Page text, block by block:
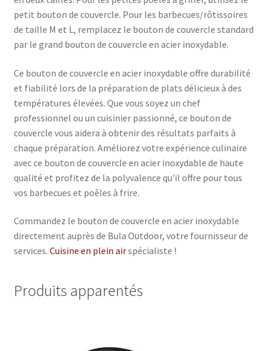
petit bouton de couvercle. Pour les barbecues/rôtissoires
de taille M et L, remplacez le bouton de couvercle standard
par le grand bouton de couvercle en acier inoxydable.
Ce bouton de couvercle en acier inoxydable offre durabilité
et fiabilité lors de la préparation de plats délicieux à des
températures élevées. Que vous soyez un chef
professionnel ou un cuisinier passionné, ce bouton de
couvercle vous aidera à obtenir des résultats parfaits à
chaque préparation. Améliorez votre expérience culinaire
avec ce bouton de couvercle en acier inoxydable de haute
qualité et profitez de la polyvalence qu'il offre pour tous
vos barbecues et poêles à frire.
Commandez le bouton de couvercle en acier inoxydable
directement auprès de Bula Outdoor, votre fournisseur de
services. Cuisine en plein airspécialiste !
Produits apparentés